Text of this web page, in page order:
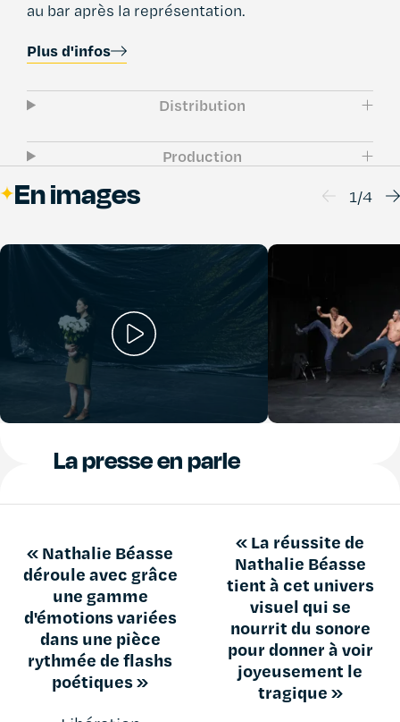
au bar après la représentation.
Plus d'infos
Distribution
Production
En images 1/4
La presse en parle
« Nathalie Béasse
déroule avec grâce
une gamme
d'émotions variées
dans une pièce
rythmée de flashs
poétiques »
« La réussite de
Nathalie Béasse
tient à cet univers
visuel qui se
nourrit du sonore
pour donner à voir
joyeusement le
tragique »